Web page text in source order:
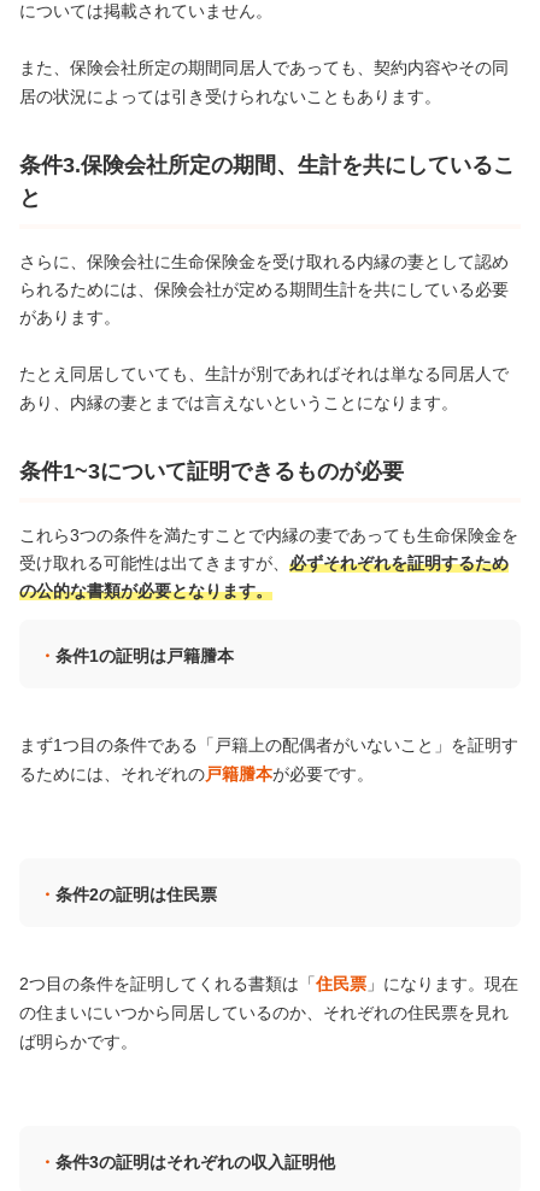
については掲載されていません。
また、保険会社所定の期間同居人であっても、契約内容やその同
居の状況によっては引き受けられないこともあります。
条件3.保険会社所定の期間、生計を共にしているこ
と
さらに、保険会社に生命保険金を受け取れる内縁の妻として認め
られるためには、保険会社が定める期間生計を共にしている必要
があります。
たとえ同居していても、生計が別であればそれは単なる同居人で
あり、内縁の妻とまでは言えないということになります。
条件1~3について証明できるものが必要
これら3つの条件を満たすことで内縁の妻であっても生命保険金を
受け取れる可能性は出てきますが、 必ずそれぞれを証明するため
の公的な書類が必要となります。
条件1の証明は戸籍謄本
まず1つ目の条件である「戸籍上の配偶者がいないこと」を証明す
るためには、それぞれの戸籍謄本が必要です。
条件2の証明は住民票
2つ目の条件を証明してくれる書類は「住民票 」になります。現在
の住まいにいつから同居しているのか、それぞれの住民票を見れ
ば明らかです。
条件3の証明はそれぞれの収入証明他